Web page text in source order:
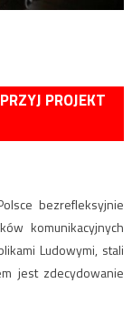
PROJEKT
bezrefleksyjnie
komunikacyjnych
Ludowymi, stali
jest zdecydowanie